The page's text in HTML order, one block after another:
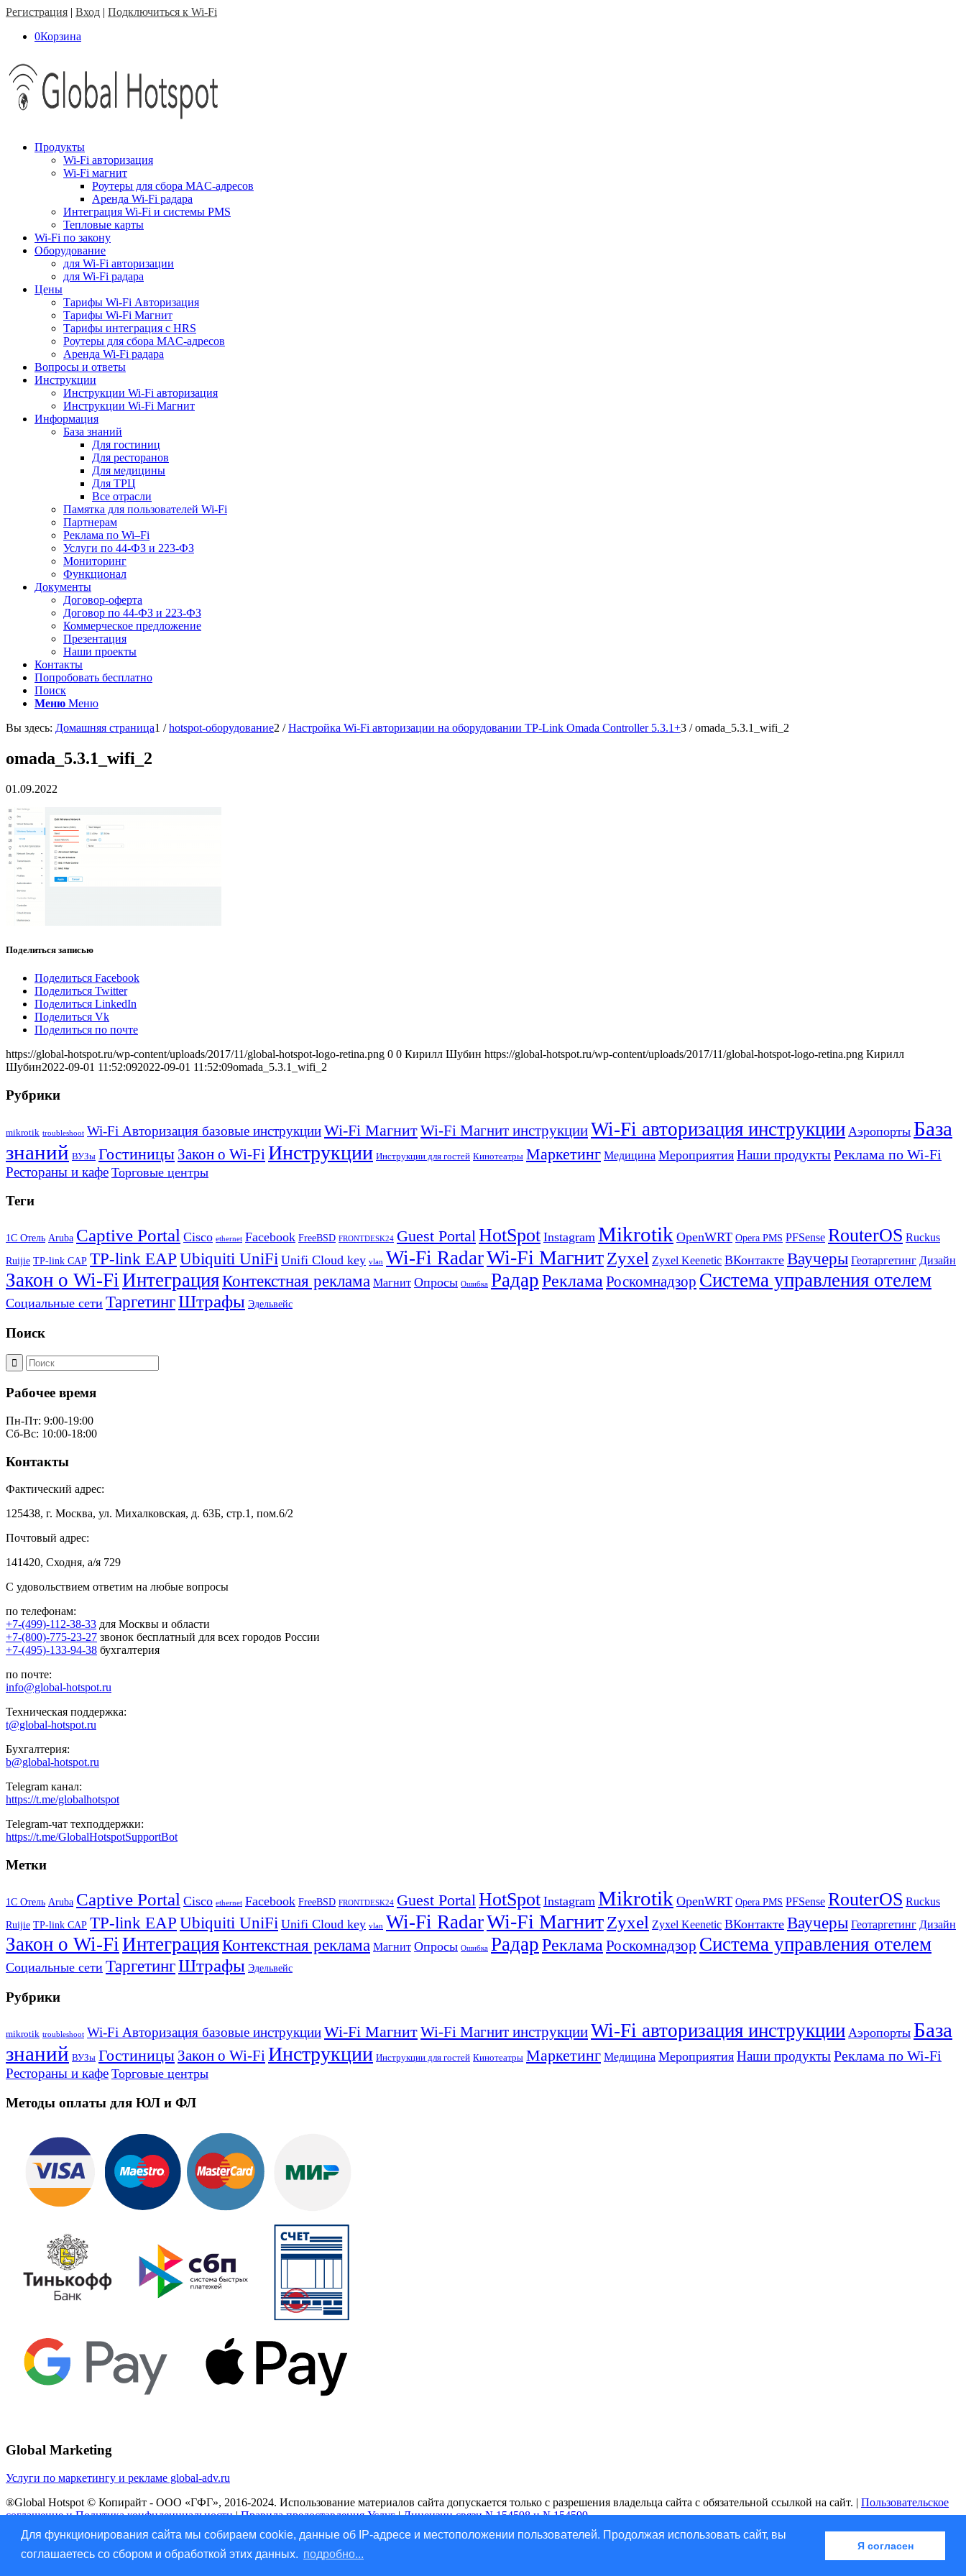
Для функционирования сайта мы собираем cookie, данные об IP-адресе и местоположении пользователей. Продолжая использовать сайт, вы
соглашаетесь со сбором и обработкой этих данных. подробно...
Я согласен
Регистрация | Вход | Подключиться к Wi-Fi
0Корзина
Продукты
Wi-Fi авторизация
Wi-Fi магнит
Роутеры для сбора MAC-адресов
Аренда Wi-Fi радара
Интеграция Wi-Fi и системы PMS
Тепловые карты
Wi-Fi по закону
Оборудование
для Wi-Fi авторизации
для Wi-Fi радара
Цены
Тарифы Wi-Fi Авторизация
Тарифы Wi-Fi Магнит
Тарифы интеграция с HRS
Роутеры для сбора MAC-адресов
Аренда Wi-Fi радара
Вопросы и ответы
Инструкции
Инструкции Wi-Fi авторизация
Инструкции Wi-Fi Магнит
Информация
База знаний
Для гостиниц
Для ресторанов
Для медицины
Для ТРЦ
Все отрасли
Памятка для пользователей Wi-Fi
Партнерам
Реклама по Wi–Fi
Услуги по 44-ФЗ и 223-ФЗ
Мониторинг
Функционал
Документы
Договор-оферта
Договор по 44-ФЗ и 223-ФЗ
Коммерческое предложение
Презентация
Наши проекты
Контакты
Попробовать бесплатно
Поиск
Меню Меню
Вы здесь: Домашняя страница1 / hotspot-оборудование2 / Настройка Wi-Fi авторизации на оборудовании TP-Link Omada Controller 5.3.1+3 / omada_5.3.1_wifi_2
omada_5.3.1_wifi_2
01.09.2022
Поделиться записью
Поделиться Facebook
Поделиться Twitter
Поделиться LinkedIn
Поделиться Vk
Поделиться по почте
https://global-hotspot.ru/wp-content/uploads/2017/11/global-hotspot-logo-retina.png 0 0 Кирилл Шубин https://global-hotspot.ru/wp-content/uploads/2017/11/global-hotspot-logo-retina.png Кирилл
Шубин2022-09-01 11:52:092022-09-01 11:52:09omada_5.3.1_wifi_2
Рубрики
mikrotik troubleshoot Wi-Fi Авторизация базовые инструкцииWi-Fi МагнитWi-Fi Магнит инструкцииWi-Fi авторизация инструкции Аэропорты База
знаний ВУЗы Гостиницы Закон о Wi-Fi Инструкции Инструкции для гостей Кинотеатры Маркетинг Медицина Мероприятия Наши продуктыРеклама по Wi-Fi
Рестораны и кафе Торговые центры
Теги
1С Отель Aruba Captive Portal Cisco ethernet Facebook FreeBSD FRONTDESK24 Guest PortalHotSpot Instagram Mikrotik OpenWRT Opera PMS PFSense RouterOS Ruckus
Ruijie TP-link CAP TP-link EAP Ubiquiti UniFi Unifi Cloud key vlan Wi-Fi RadarWi-Fi МагнитZyxel Zyxel Keenetic ВКонтакте Ваучеры Геотаргетинг Дизайн
Закон о Wi-FiИнтеграцияКонтекстная реклама Магнит Опросы Ошибка РадарРеклама Роскомнадзор Система управления отелем
Социальные сети ТаргетингШтрафы Эдельвейс
Поиск
Рабочее время
Пн-Пт: 9:00-19:00
Сб-Вс: 10:00-18:00
Контакты
Фактический адрес:
125438, г. Москва, ул. Михалковская, д. 63Б, стр.1, пом.6/2
Почтовый адрес:
141420, Сходня, а/я 729
С удовольствием ответим на любые вопросы
по телефонам:
+7-(499)-112-38-33 для Москвы и области
+7-(800)-775-23-27 звонок бесплатный для всех городов России
+7-(495)-133-94-38 бухгалтерия
по почте:
info@global-hotspot.ru
Техническая поддержка:
t@global-hotspot.ru
Бухгалтерия:
b@global-hotspot.ru
Telegram канал:
https://t.me/globalhotspot
Telegram-чат техподдержки:
https://t.me/GlobalHotspotSupportBot
Метки
1С Отель Aruba Captive Portal Cisco ethernet Facebook FreeBSD FRONTDESK24 Guest Portal HotSpot Instagram Mikrotik OpenWRT Opera PMS PFSense RouterOS Ruckus
Ruijie TP-link CAP TP-link EAP Ubiquiti UniFi Unifi Cloud key vlan Wi-Fi RadarWi-Fi МагнитZyxel Zyxel Keenetic ВКонтакте Ваучеры Геотаргетинг Дизайн
Закон о Wi-Fi ИнтеграцияКонтекстная реклама Магнит Опросы Ошибка РадарРеклама Роскомнадзор Система управления отелем
Социальные сети ТаргетингШтрафы Эдельвейс
Рубрики
mikrotik troubleshoot Wi-Fi Авторизация базовые инструкцииWi-Fi МагнитWi-Fi Магнит инструкцииWi-Fi авторизация инструкции Аэропорты База
знаний ВУЗы Гостиницы Закон о Wi-FiИнструкции Инструкции для гостей Кинотеатры Маркетинг Медицина Мероприятия Наши продуктыРеклама по Wi-Fi
Рестораны и кафе Торговые центры
Методы оплаты для ЮЛ и ФЛ
Global Marketing
Услуги по маркетингу и рекламе global-adv.ru
®Global Hotspot © Копирайт - ООО «ГФГ», 2016-2024. Использование материалов сайта допускается только с разрешения владельца сайта с обязательной ссылкой на сайт. | Пользовательское
соглашение и Политика конфиденциальности|Правила предоставления Услуг|Лицензии связи №154598 и №154599
Vk